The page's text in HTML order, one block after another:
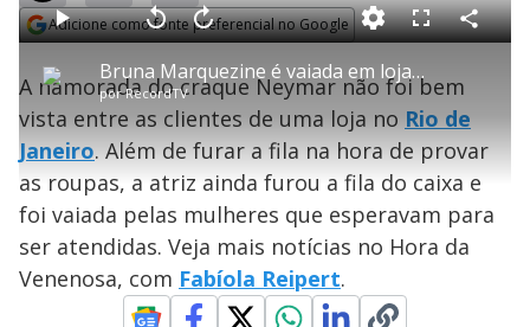
Adicione como fonte preferencial no Google
P
l
a
y
Bruna Marquezine é vaiada em loja de shopping no Rio de Janeiro
porRecordTV
P V
a
r
n
d
s
A
n
ç
a
1
s
e
o
s
o
a
d
e
:
1
.
6
2
%
F
l
s
c
r
e
e
n
C
o
i
l
a
A namorada do craque Neymar não foi bem
vista entre as clientes de uma loja no Rio de
Janeiro. Além de furar a fila na hora de provar
as roupas, a atriz ainda furou a fila do caixa e
foi vaiada pelas mulheres que esperavam para
ser atendidas. Veja mais notícias no Hora da
Venenosa, com Fabíola Reipert.